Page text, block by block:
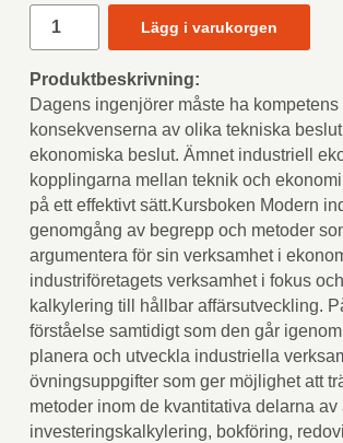
Lägg i varukorgen
Produktbeskrivning:
Dagens ingenjörer måste ha
konsekvenserna av olika tekniska
ekonomiska beslut. Ämnet industriell
kopplingarna mellan teknik och
på ett effektivt sätt.Kursboken Modern
genomgång av begrepp och metoder
argumentera för sin verksamhet i
industriföretagets verksamhet i fokus
kalkylering till hållbar affärsutveckling.
förståelse samtidigt som den går
planera och utveckla industriella
övningsuppgifter som ger möjlighet att
metoder inom de kvantitativa delarna
investeringskalkylering, bokföring,